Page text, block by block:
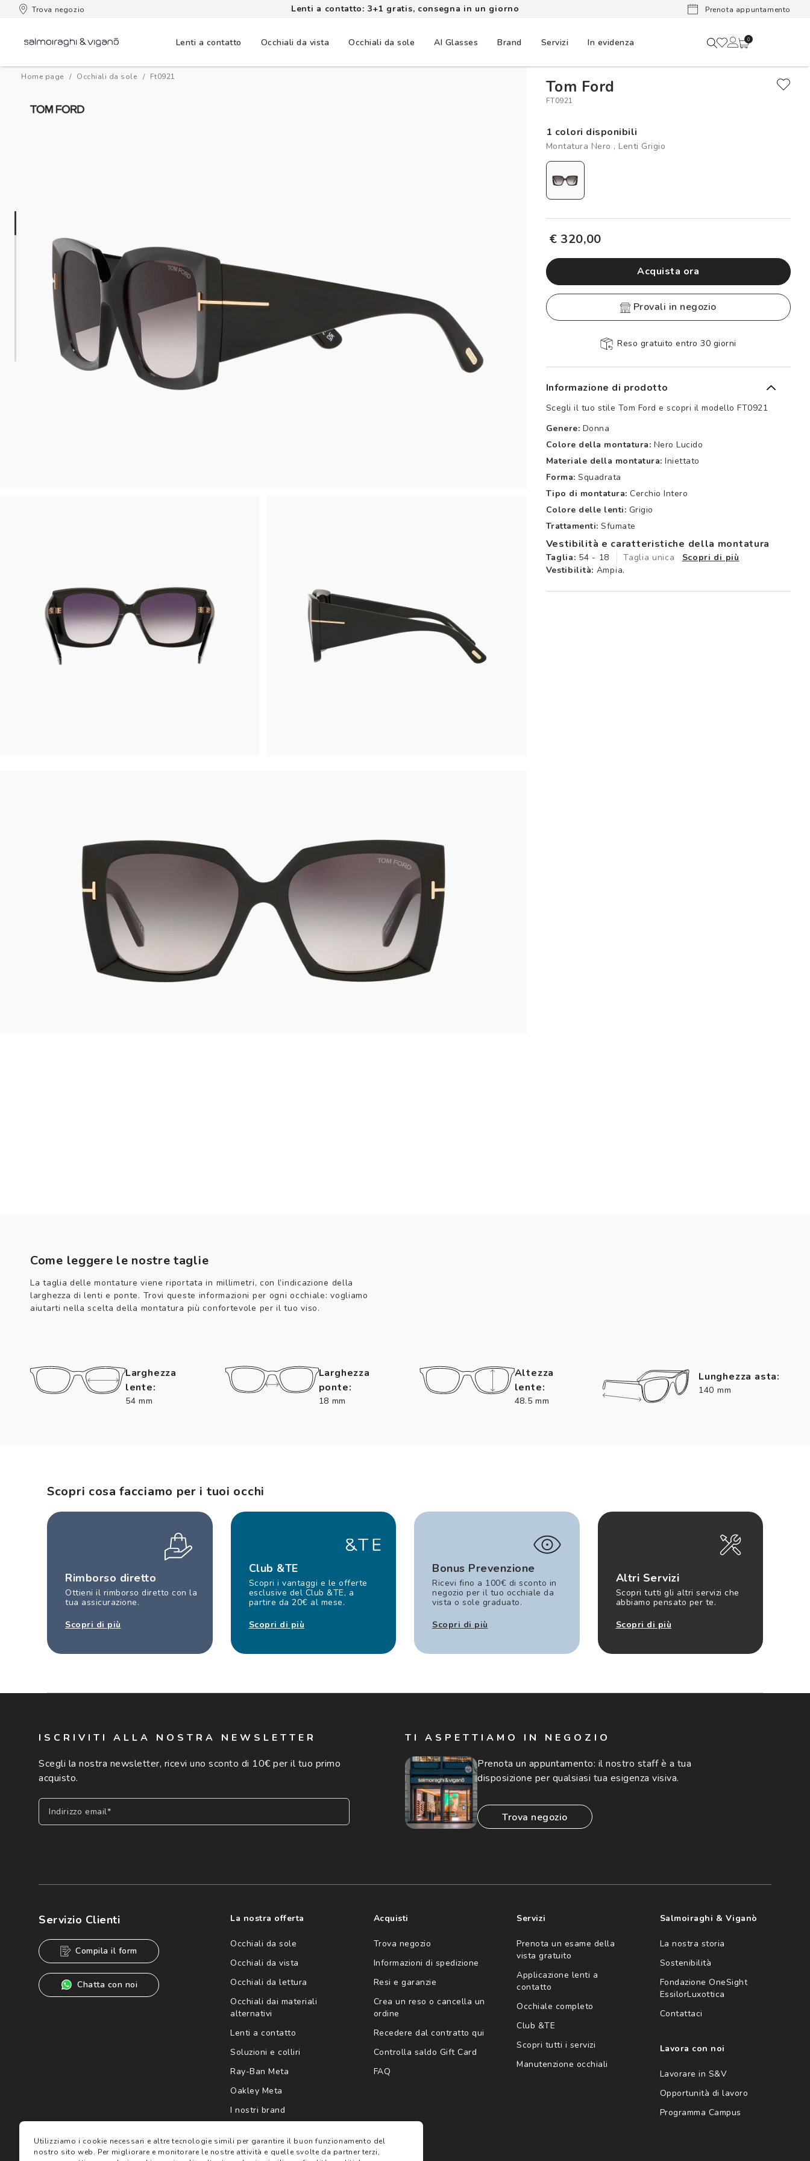
Trova negozio Lenti a contatto: 3+1 gratis, consegna in un giorno Ora
Prenota appuntamento
Lenti a contatto Occhiali da vista Occhiali da sole AI Glasses Brand Servizi In evidenza 0
Home page Occhiali da sole ft0921 Tom Ford
FT0921
1 colori disponibili
Montatura Nero , Lenti Grigio
€ 320,00
Acquista ora
provali in negozio
Ritiro in negozio disponibile Pagamento sicuro Reso gratuito entro 30 giorni
Informazione di prodotto
Scegli il tuo stile Tom Ford e scopri il modello FT0921
Genere: Donna
Colore della montatura: Nero Lucido
Materiale della montatura: Iniettato
Forma: Squadrata
Tipo di montatura: Cerchio Intero
Colore delle lenti: Grigio
Trattamenti: Sfumate
Vestibilità e caratteristiche della montatura
Taglia: 54 - 18 Taglia unica
Scopri di più
Vestibilità: Ampia.
Come leggere le nostre taglie
La taglia delle montature viene riportata in millimetri, con l’indicazione della
larghezza di lenti e ponte. Trovi queste informazioni per ogni occhiale: vogliamo
aiutarti nella scelta della montatura più confortevole per il tuo viso.
Larghezza
lente:
54 mm
Larghezza
ponte:
18 mm
Altezza
lente:
48.5 mm
Lunghezza asta:
140 mm
Scopri cosa facciamo per i tuoi occhi
Rimborso diretto
Ottieni il rimborso diretto con la
tua assicurazione.
Scopri di più
Club &TE
Scopri i vantaggi e le offerte
esclusive del Club &TE, a
partire da 20€ al mese.
Scopri di più
Bonus Prevenzione
Ricevi fino a 100€ di sconto in
negozio per il tuo occhiale da
vista o sole graduato.
Scopri di più
Altri Servizi
Scopri tutti gli altri servizi che
abbiamo pensato per te.
Scopri di più
ISCRIVITI ALLA NOSTRA NEWSLETTER
Scegli la nostra newsletter, ricevi uno sconto di 10€ per il tuo primo
acquisto.
Indirizzo email*
speciali, novità ed altre comunicazioni di carattere pubblicitario (consultare
Informativa sulla privacy
per ulteriori informazioni).
TI ASPETTIAMO IN NEGOZIO
Prenota un appuntamento: il nostro staff è a tua
disposizione per qualsiasi tua esigenza visiva.
trova negozio
Servizio Clienti
Compila il form
Chatta con noi
La nostra offerta
Occhiali da sole
Occhiali da vista
Occhiali da lettura
Occhiali dai materiali
alternativi
Lenti a contatto
Soluzioni e colliri
Ray-Ban Meta
Oakley Meta
I nostri brand
Acquisti
Trova negozio
Informazioni di spedizione
Resi e garanzie
Crea un reso o cancella un
ordine
Recedere dal contratto qui
Controlla saldo Gift Card
FAQ
Servizi
Prenota un esame della
vista gratuito
Applicazione lenti a
contatto
Occhiale completo
Club &TE
Scopri tutti i servizi
Manutenzione occhiali
Salmoiraghi & Viganò
La nostra storia
Sostenibilità
Fondazione OneSight
EssilorLuxottica
Contattaci
Lavora con noi
Lavorare in S&V
Opportunità di lavoro
Programma Campus
Utilizziamo i cookie necessari e altre tecnologie simili per garantire il buon funzionamento del
nostro sito web. Per migliorare e monitorare le nostre attività e quelle svolte da partner terzi,